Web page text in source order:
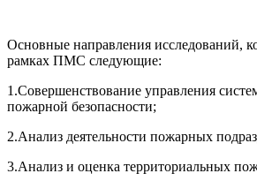
Основные направления исследований,
рамках ПМС следующие:
1.Совершенствование управления
пожарной безопасности;
2.Анализ деятельности пожарных
3.Анализ и оценка территориальных